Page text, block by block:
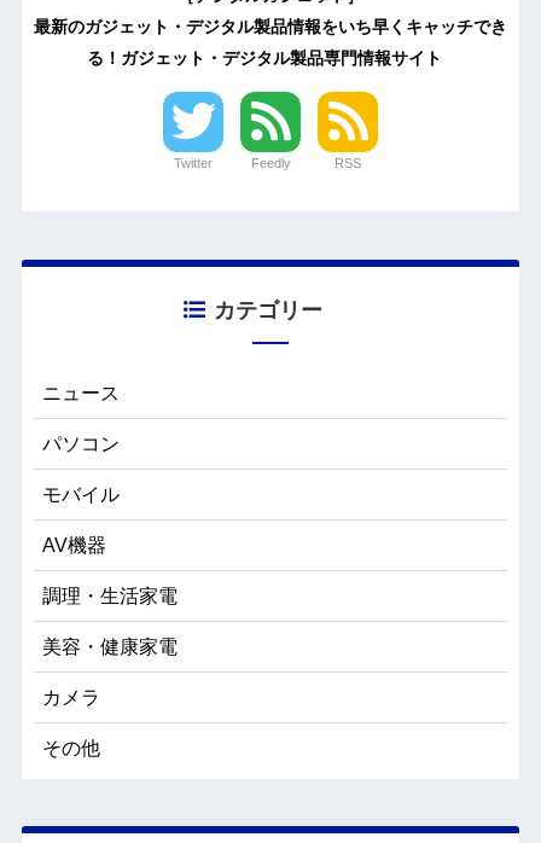
最新のガジェット・デジタル製品情報をいち早くキャッチでき
る！ガジェット・デジタル製品専門情報サイト
Twitter Feedly RSS
カテゴリー
ニュース
パソコン
モバイル
AV機器
調理・生活家電
美容・健康家電
カメラ
その他